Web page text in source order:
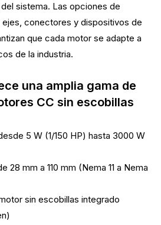
sistema. Las opciones de
conectores y dispositivos de
que cada motor se adapte a
de la industria.
una amplia gama de
CC sin escobillas
5 W (1/150 HP) hasta 3000 W
28 mm a 110 mm (Nema 11 a Nema
sin escobillas integrado